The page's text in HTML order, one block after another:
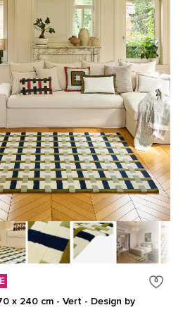
x 240 cm - Vert - Design by